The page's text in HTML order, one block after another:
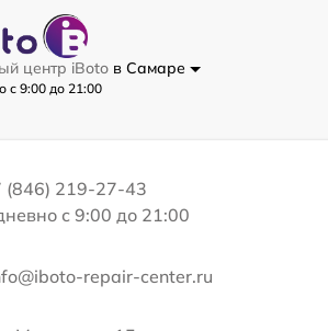
центр iBoto в Самаре
с 9:00 до 21:00
(846) 219-27-43
с 9:00 до 21:00
repair-center.ru